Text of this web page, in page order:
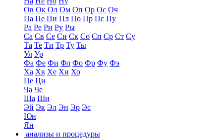
Ов Ок Ол Ом Оп Ор Ос Оч
Па Пе Пи Пл По Пр Пс Пу
Ра Ре Ри Ру Ры
Са Св Се Си Ск Со Сп Ср Ст Су
Та Те Ти Тр Ту Ты
Ул Ур
Фа Фе Фи Фл Фо Фр Фу Фэ
Ха Хв Хе Хи Хо
Це Ци
Ча Че
Ша Ши
Эй Эк Эл Эн Эр Эс
Юн
Ян
анализы и процедуры